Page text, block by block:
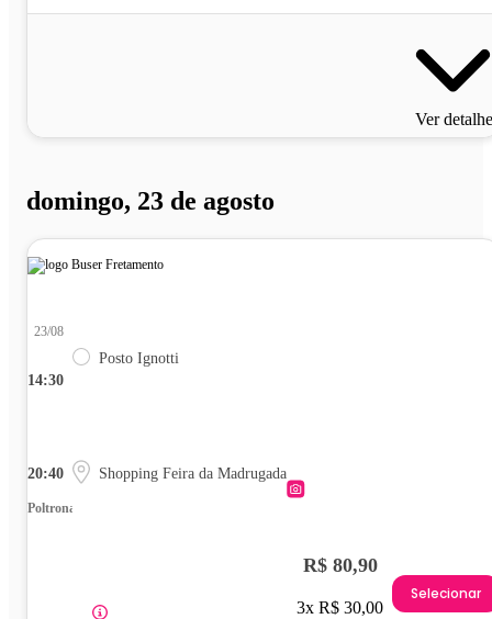
Ver
domingo, 23 de agosto
14:30
23/08
Posto Ignotti
20:40 Shopping Feira da Madrugada
Poltrona
R$ 80,90
3x R$ 30,00
Selecionar